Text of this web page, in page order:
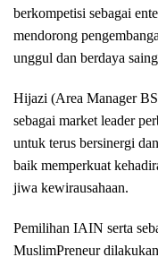
berkompetisi sebagai
mendorong
unggul dan berdaya
Hijazi (Area Manager
sebagai market leader
untuk terus bersinergi
baik memperkuat
jiwa kewirausahaan.
Pemilihan IAIN serta
MuslimPreneur